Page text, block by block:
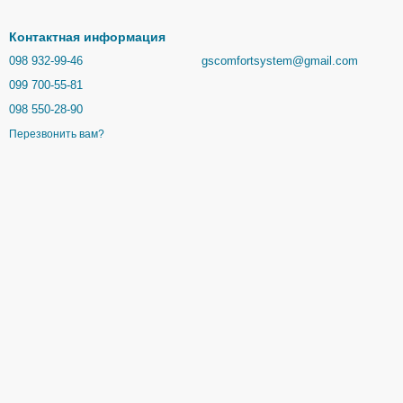
Контактная информация
098 932-99-46
099 700-55-81
098 550-28-90
Перезвонить вам?
gscomfortsystem@gmail.com